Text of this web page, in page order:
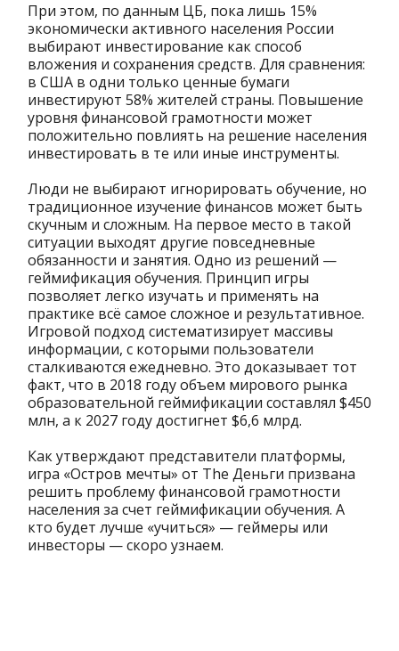
При этом, по данным ЦБ, пока лишь 15%
экономически активного населения России
выбирают инвестирование как способ
вложения и сохранения средств. Для сравнения:
в США в одни только ценные бумаги
инвестируют 58% жителей страны. Повышение
уровня финансовой грамотности может
положительно повлиять на решение населения
инвестировать в те или иные инструменты.
Люди не выбирают игнорировать обучение, но
традиционное изучение финансов может быть
скучным и сложным. На первое место в такой
ситуации выходят другие повседневные
обязанности и занятия. Одно из решений —
геймификация обучения. Принцип игры
позволяет легко изучать и применять на
практике всё самое сложное и результативное.
Игровой подход систематизирует массивы
информации, с которыми пользователи
сталкиваются ежедневно. Это доказывает тот
факт, что в 2018 году объем мирового рынка
образовательной геймификации составлял $450
млн, а к 2027 году достигнет $6,6 млрд.
Как утверждают представители платформы,
игра «Остров мечты» от The Деньги призвана
решить проблему финансовой грамотности
населения за счет геймификации обучения. А
кто будет лучше «учиться» — геймеры или
инвесторы — скоро узнаем.